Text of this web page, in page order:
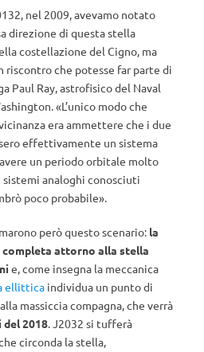
nel 2009, avevamo notato
direzione di questa stella
costellazione del Cigno, ma
riscontro che potesse far parte di
Paul Ray, astrofisico del Naval
«L’unico modo che
era ammettere che i due
effettivamente un sistema
un periodo orbitale molto
analoghi conosciuti
poco probabile».
però questo scenario: la
completa attorno alla stella
e, come insegna la meccanica
ellittica individua un punto di
massiccia compagna, che verrà
del 2018. J2032 si tufferà
circonda la stella,